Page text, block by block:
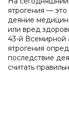
ятрогения —
деяние
или вред
43-й Всемирной
ятрогения
последствие
считать